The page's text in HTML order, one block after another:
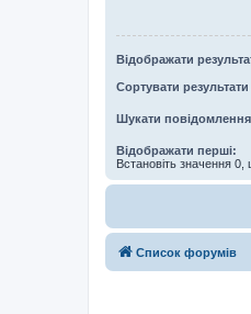
Відображати
Сортувати результати
Шукати повідомлення
Відображати перші:
Встановіть значення 0,
Список форумів